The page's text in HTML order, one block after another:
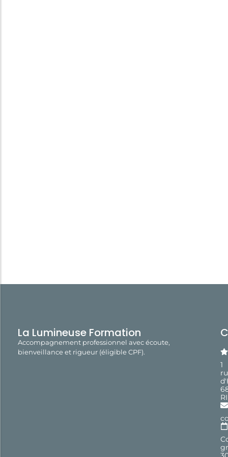
La Lumineuse Formation
Accompagnement professionnel avec écoute,
bienveillance et rigueur (éligible CPF).
1